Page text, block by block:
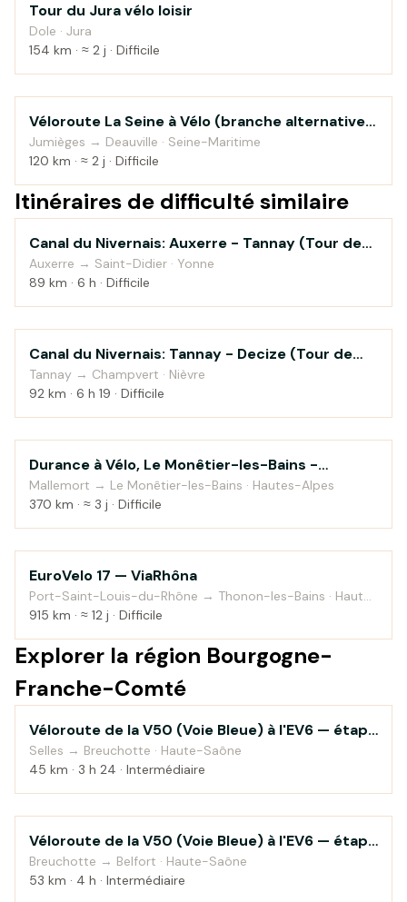
Montagne
Tour du Jura vélo loisir
Dole · Jura
154 km · ≈ 2 j · Difficile
Au fil de l'eau
Véloroute La Seine à Vélo (branche alternative
vers Honfleur)
Jumièges → Deauville · Seine-Maritime
120 km · ≈ 2 j · Difficile
Itinéraires de difficulté similaire
Au fil de l'eau
Canal du Nivernais: Auxerre - Tannay (Tour de
Bourgogne à vélo)
Auxerre → Saint-Didier · Yonne
89 km · 6 h · Difficile
Au fil de l'eau
Canal du Nivernais: Tannay - Decize (Tour de
Bourgogne à vélo)
Tannay → Champvert · Nièvre
92 km · 6 h 19 · Difficile
Au fil de l'eau
Durance à Vélo, Le Monêtier-les-Bains -
Sisteron
Mallemort → Le Monêtier-les-Bains · Hautes-Alpes
370 km · ≈ 3 j · Difficile
Au fil de l'eau
EuroVelo 17 — ViaRhôna
Port-Saint-Louis-du-Rhône → Thonon-les-Bains · Haute-
Savoie
915 km · ≈ 12 j · Difficile
Explorer la région Bourgogne-
Franche-Comté
Campagne
Véloroute de la V50 (Voie Bleue) à l'EV6 — étape
1
Selles → Breuchotte · Haute-Saône
45 km · 3 h 24 · Intermédiaire
Campagne
Véloroute de la V50 (Voie Bleue) à l'EV6 — étape
2
Breuchotte → Belfort · Haute-Saône
53 km · 4 h · Intermédiaire